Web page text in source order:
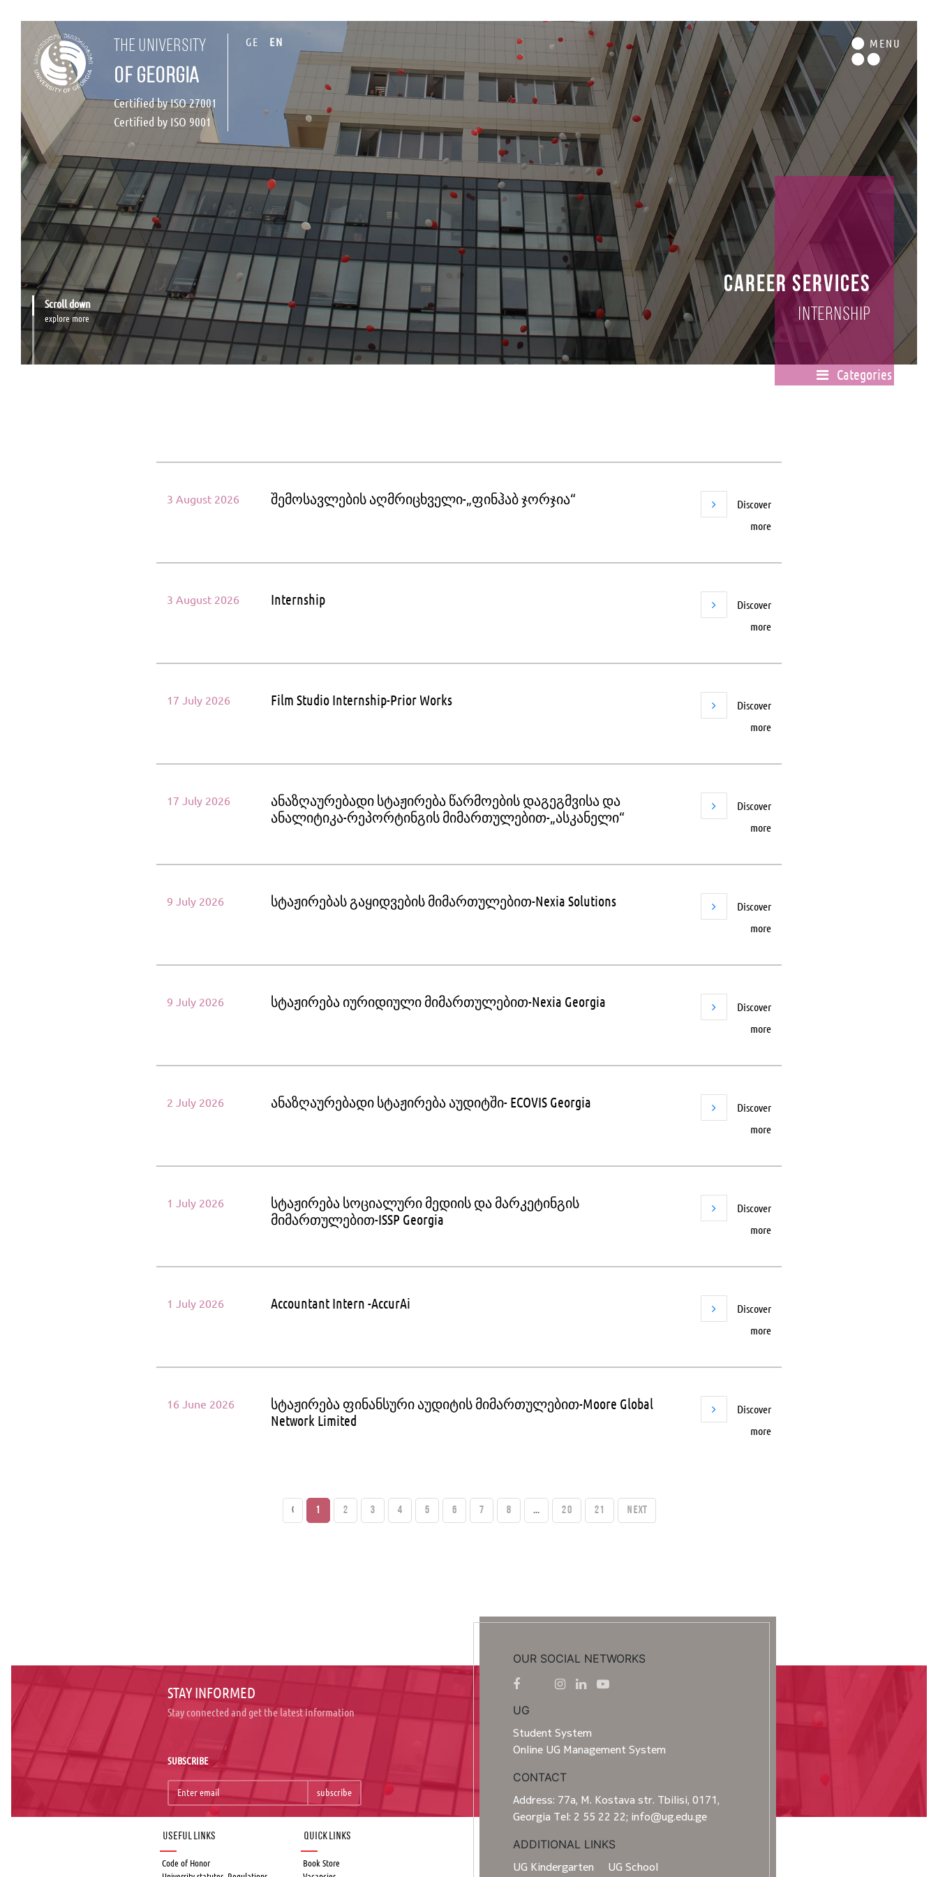
the university
of georgia
Certified by ISO 27001
Certified by ISO 9001
GE EN MENU
Scroll down
explore more
Career Services
Internship
Categories
3 August 2026 შემოსავლების აღმრიცხველი-„ფინჰაბ ჯორჯია“
Discover
more
3 August 2026 Internship
Discover
more
17 July 2026 Film Studio Internship-Prior Works
Discover
more
17 July 2026
ანაზღაურებადი სტაჟირება წარმოების დაგეგმვისა და
ანალიტიკა-რეპორტინგის მიმართულებით-„ასკანელი“
Discover
more
9 July 2026 სტაჟირებას გაყიდვების მიმართულებით-Nexia Solutions
Discover
more
9 July 2026 სტაჟირება იურიდიული მიმართულებით-Nexia Georgia
Discover
more
2 July 2026 ანაზღაურებადი სტაჟირება აუდიტში- ECOVIS Georgia
Discover
more
1 July 2026
სტაჟირება სოციალური მედიის და მარკეტინგის
მიმართულებით-ISSP Georgia
Discover
more
1 July 2026 Accountant Intern -AccurAi
Discover
more
16 June 2026
სტაჟირება ფინანსური აუდიტის მიმართულებით-Moore Global
Network Limited
Discover
more
‹ 1 2 3 4 5 6 7 8 ... 20 21 Next
STAY INFORMED
Stay connected and get the latest information
SUBSCRIBE
subscribe
OUR SOCIAL NETWORKS
UG
Student System
Online UG Management System
CONTACT
Address: 77a, M. Kostava str. Tbilisi, 0171,
Georgia Tel: 2 55 22 22; info@ug.edu.ge
ADDITIONAL LINKS
UG Kindergarten UG School
Useful links
Code of Honor
Quick Links
Book Store